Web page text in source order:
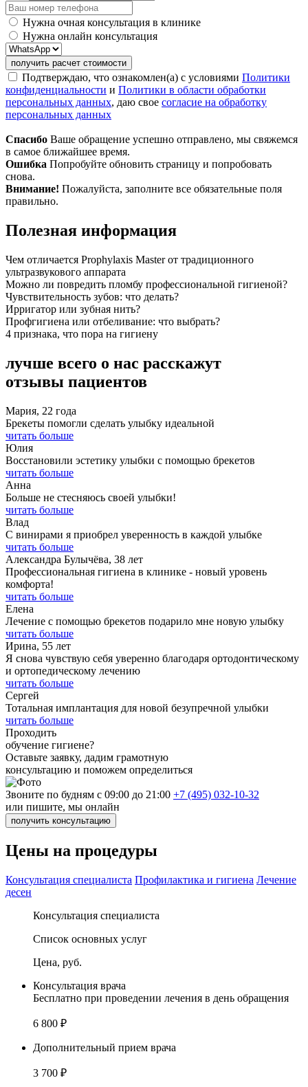
Нужна очная консультация в клинике
Нужна онлайн консультация
получить расчет стоимости
Подтверждаю, что ознакомлен(а) с условиями Политики
конфиденциальности и Политики в области обработки
персональных данных, даю свое согласие на обработку
персональных данных
Спасибо Ваше обращение успешно отправлено, мы свяжемся
в самое ближайшее время.
Ошибка Попробуйте обновить страницу и попробовать
снова.
Внимание! Пожалуйста, заполните все обязательные поля
правильно.
Полезная информация
Чем отличается Prophylaxis Master от традиционного
ультразвукового аппарата
Можно ли повредить пломбу профессиональной гигиеной?
Чувствительность зубов: что делать?
Ирригатор или зубная нить?
Профгигиена или отбеливание: что выбрать?
4 признака, что пора на гигиену
лучше всего о нас расскажут
отзывы пациентов
Мария, 22 года
Брекеты помогли сделать улыбку идеальной
читать больше
Юлия
Восстановили эстетику улыбки с помощью брекетов
читать больше
Анна
Больше не стесняюсь своей улыбки!
читать больше
Влад
С винирами я приобрел уверенность в каждой улыбке
читать больше
Александра Булычёва, 38 лет
Профессиональная гигиена в клинике - новый уровень
комфорта!
читать больше
Елена
Лечение с помощью брекетов подарило мне новую улыбку
читать больше
Ирина, 55 лет
Я снова чувствую себя уверенно благодаря ортодонтическому
и ортопедическому лечению
читать больше
Сергей
Тотальная имплантация для новой безупречной улыбки
читать больше
Проходить
обучение гигиене?
Оставьте заявку, дадим грамотную
консультацию и поможем определиться
Звоните по будням с 09:00 до 21:00 +7 (495) 032-10-32
или пишите, мы онлайн
получить консультацию
Цены на процедуры
Консультация специалиста Профилактика и гигиена Лечение
десен
Консультация специалиста
Список основных услуг
Цена, руб.
Консультация врача
Бесплатно при проведении лечения в день обращения
6 800 ₽
Дополнительный прием врача
3 700 ₽